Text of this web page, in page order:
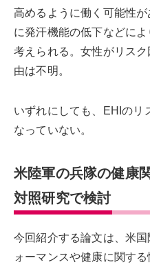
高めるように働く可能性
に発汗機能の低下などに
考えられる。女性がリス
由は不明。
いずれにしても、EHIのリ
なっていない。
米陸軍の兵隊の健康
対照研究で検討
今回紹介する論文は、米
ォーマンスや健康に関す